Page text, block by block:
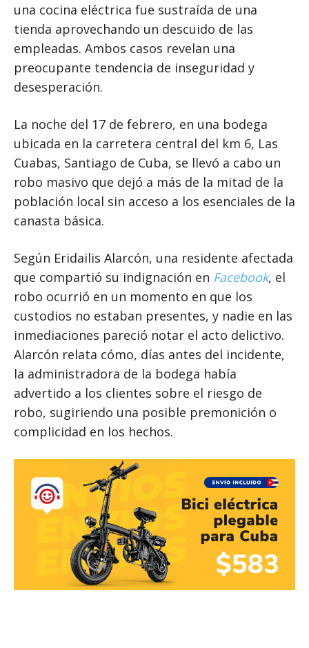
una cocina eléctrica fue sustraída de una
tienda aprovechando un descuido de las
empleadas. Ambos casos revelan una
preocupante tendencia de inseguridad y
desesperación.
La noche del 17 de febrero, en una bodega
ubicada en la carretera central del km 6, Las
Cuabas, Santiago de Cuba, se llevó a cabo un
robo masivo que dejó a más de la mitad de la
población local sin acceso a los esenciales de la
canasta básica.
Según Eridailis Alarcón, una residente afectada
que compartió su indignación en Facebook, el
robo ocurrió en un momento en que los
custodios no estaban presentes, y nadie en las
inmediaciones pareció notar el acto delictivo.
Alarcón relata cómo, días antes del incidente,
la administradora de la bodega había
advertido a los clientes sobre el riesgo de
robo, sugiriendo una posible premonición o
complicidad en los hechos.